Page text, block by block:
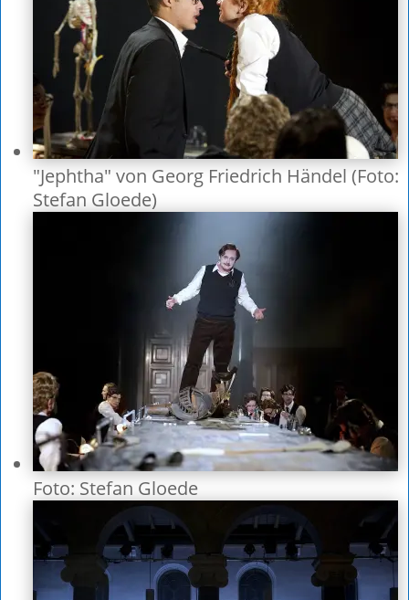
"Jephtha" von Georg Friedrich Händel (Foto:
Stefan Gloede)
Foto: Stefan Gloede